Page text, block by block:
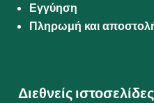
Εγγύηση
Πληρωμή και
Διεθνείς